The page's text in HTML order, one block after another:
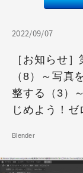
2022/09/07
［お知らせ
（8）～写真
整する（3）
じめよう！ゼ
Blender